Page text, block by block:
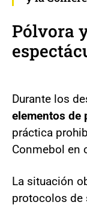
Pólvora
Durante los
elementos de
práctica
Conmebol en
La situación
protocolos de